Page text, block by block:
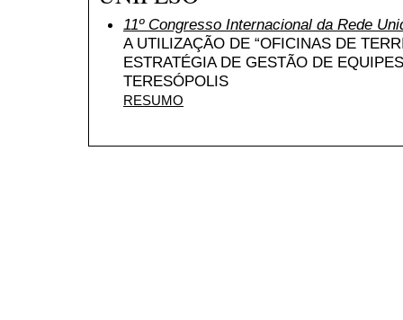
11º Congresso Internacional da Rede
A UTILIZAÇÃO DE “OFICINAS DE
ESTRATÉGIA DE GESTÃO DE
TERESÓPOLIS
RESUMO